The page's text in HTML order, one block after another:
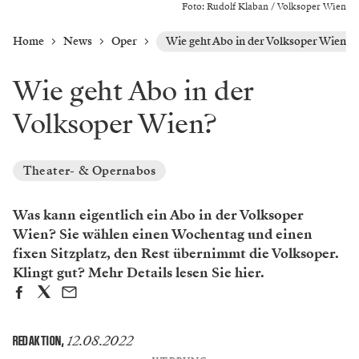
Foto: Rudolf Klaban / Volksoper Wien
Home News Oper Wie geht Abo in der Volksoper Wien?
Wie geht Abo in der
Volksoper Wien?
Theater- & Opernabos
Was kann eigentlich ein Abo in der Volksoper
Wien? Sie wählen einen Wochentag und einen
fixen Sitzplatz, den Rest übernimmt die Volksoper.
Klingt gut? Mehr Details lesen Sie hier.
REDAKTION, 12.08.2022